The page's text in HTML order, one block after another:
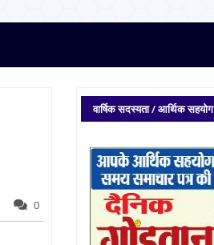
0
वार्षिक सदस्यता / आर्थिक सहयोग